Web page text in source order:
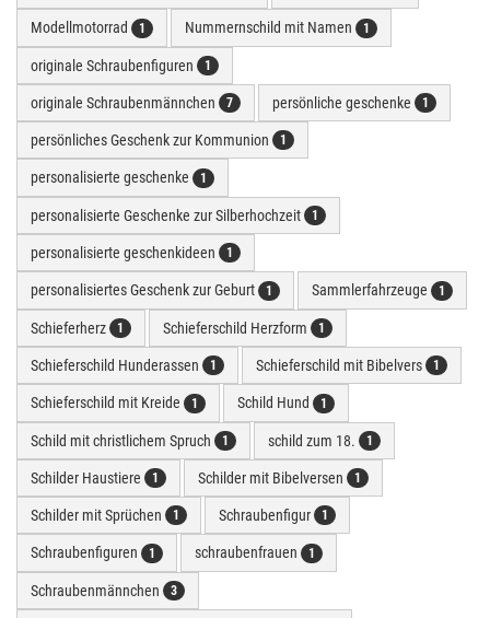
Modellmotorrad 1 Nummernschild mit Namen 1
originale Schraubenfiguren 1
originale Schraubenmännchen 7 persönliche geschenke 1
persönliches Geschenk zur Kommunion 1
personalisierte geschenke 1
personalisierte Geschenke zur Silberhochzeit 1
personalisierte geschenkideen 1
personalisiertes Geschenk zur Geburt 1 Sammlerfahrzeuge 1
Schieferherz 1 Schieferschild Herzform 1
Schieferschild Hunderassen 1 Schieferschild mit Bibelvers 1
Schieferschild mit Kreide 1 Schild Hund 1
Schild mit christlichem Spruch 1 schild zum 18. 1
Schilder Haustiere 1 Schilder mit Bibelversen 1
Schilder mit Sprüchen 1 Schraubenfigur 1
Schraubenfiguren 1 schraubenfrauen 1
Schraubenmännchen 3